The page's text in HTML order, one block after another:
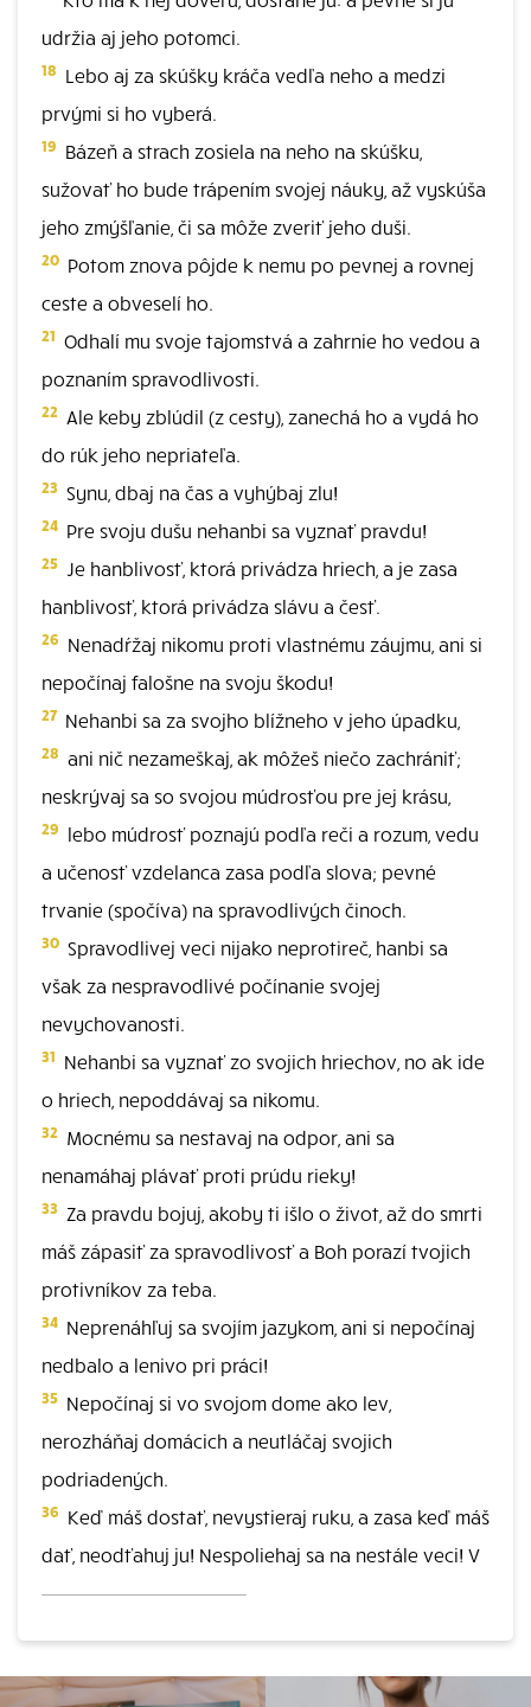
udržia aj jeho potomci.
18 Lebo aj za skúšky kráča vedľa neho a medzi
prvými si ho vyberá.
19 Bázeň a strach zosiela na neho na skúšku,
sužovať ho bude trápením svojej náuky, až vyskúša
jeho zmýšľanie, či sa môže zveriť jeho duši.
20 Potom znova pôjde k nemu po pevnej a rovnej
ceste a obveselí ho.
21 Odhalí mu svoje tajomstvá a zahrnie ho vedou a
poznaním spravodlivosti.
22 Ale keby zblúdil (z cesty), zanechá ho a vydá ho
do rúk jeho nepriateľa.
23 Synu, dbaj na čas a vyhýbaj zlu!
24 Pre svoju dušu nehanbi sa vyznať pravdu!
25 Je hanblivosť, ktorá privádza hriech, a je zasa
hanblivosť, ktorá privádza slávu a česť.
26 Nenadŕžaj nikomu proti vlastnému záujmu, ani si
nepočínaj falošne na svoju škodu!
27 Nehanbi sa za svojho blížneho v jeho úpadku,
28 ani nič nezameškaj, ak môžeš niečo zachrániť;
neskrývaj sa so svojou múdrosťou pre jej krásu,
29 lebo múdrosť poznajú podľa reči a rozum, vedu
a učenosť vzdelanca zasa podľa slova; pevné
trvanie (spočíva) na spravodlivých činoch.
30 Spravodlivej veci nijako neprotireč, hanbi sa
však za nespravodlivé počínanie svojej
nevychovanosti.
31 Nehanbi sa vyznať zo svojich hriechov, no ak ide
o hriech, nepoddávaj sa nikomu.
32 Mocnému sa nestavaj na odpor, ani sa
nenamáhaj plávať proti prúdu rieky!
33 Za pravdu bojuj, akoby ti išlo o život, až do smrti
máš zápasiť za spravodlivosť a Boh porazí tvojich
protivníkov za teba.
34 Neprenáhľuj sa svojím jazykom, ani si nepočínaj
nedbalo a lenivo pri práci!
35 Nepočínaj si vo svojom dome ako lev,
nerozháňaj domácich a neutláčaj svojich
podriadených.
36 Keď máš dostať, nevystieraj ruku, a zasa keď máš
dať, neodťahuj ju! Nespoliehaj sa na nestále veci! V